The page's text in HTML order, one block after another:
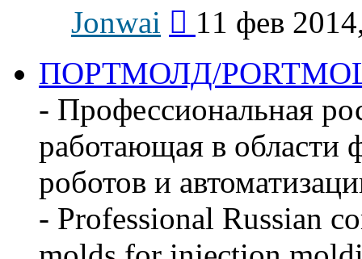
Jonwai
последнему
11 фев
ПОРТМОЛД/
- Профессиональная
работающая в области
роботов и
- Professional Russian